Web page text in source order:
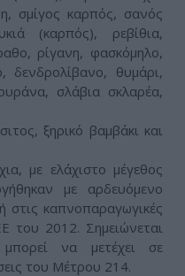
σμίγος καρπός, σανός
(καρπός), ρεβίθια,
ρίγανη, φασκόμηλο,
δενδρολίβανο, θυμάρι,
σλάβια σκλαρέα,
ξηρικό βαμβάκι και
με ελάχιστο μέγεθος
με αρδευόμενο
στις καπνοπαραγωγικές
του 2012. Σημειώνεται
να μετέχει σε
του Μέτρου 214.